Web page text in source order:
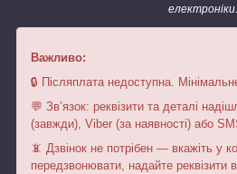
електроніки.
Важливо:
🔒 Післяплата недоступна.
💬 Зв’язок: реквізити та деталі
(завжди), Viber (за наявності) або
📵 Дзвінок не потрібен — вкажіть у
передзвонювати, надайте реквізити